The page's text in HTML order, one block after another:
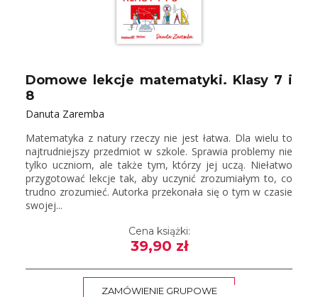
Domowe lekcje matematyki. Klasy 7 i
8
Danuta Zaremba
Matematyka z natury rzeczy nie jest łatwa. Dla wielu to
najtrudniejszy przedmiot w szkole. Sprawia problemy nie
tylko uczniom, ale także tym, którzy jej uczą. Niełatwo
przygotować lekcje tak, aby uczynić zrozumiałym to, co
trudno zrozumieć. Autorka przekonała się o tym w czasie
swojej...
Cena książki:
39,90 zł
ZAMÓWIENIE GRUPOWE